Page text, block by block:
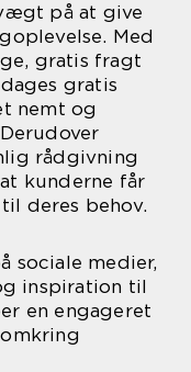
på at give
Med
gratis fragt
gratis
nemt og
rådgivning
kunderne får
deres behov.
sociale medier,
inspiration til
en engageret